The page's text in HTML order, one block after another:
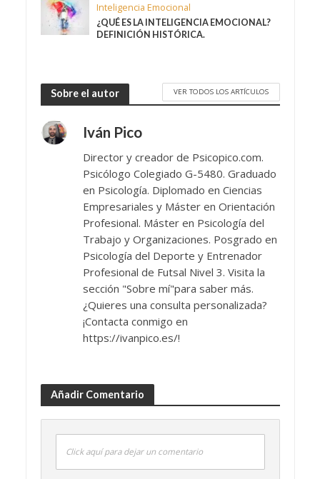
Inteligencia Emocional
¿QUÉ ES LA INTELIGENCIA EMOCIONAL?
DEFINICIÓN HISTÓRICA.
Sobre el autor VER TODOS LOS ARTÍCULOS
Iván Pico
Director y creador de Psicopico.com.
Psicólogo Colegiado G-5480. Graduado
en Psicología. Diplomado en Ciencias
Empresariales y Máster en Orientación
Profesional. Máster en Psicología del
Trabajo y Organizaciones. Posgrado en
Psicología del Deporte y Entrenador
Profesional de Futsal Nivel 3. Visita la
sección "Sobre mí"para saber más.
¿Quieres una consulta personalizada?
¡Contacta conmigo en
https://ivanpico.es/!
Añadir Comentario
Click aquí para dejar un comentario